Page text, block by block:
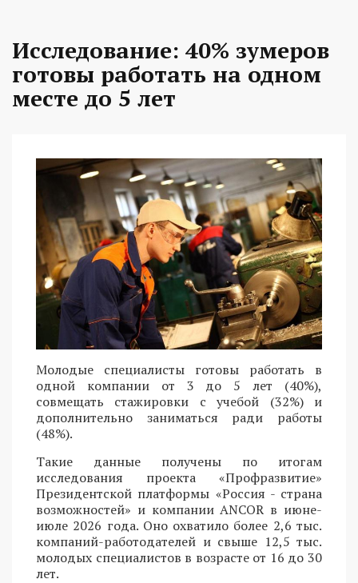
Исследование: 40% зумеров
готовы работать на одном
месте до 5 лет
Молодые специалисты готовы работать в
одной компании от 3 до 5 лет (40%),
совмещать стажировки с учебой (32%) и
дополнительно заниматься ради работы
(48%).
Такие данные получены по итогам
исследования проекта «Профразвитие»
Президентской платформы «Россия - страна
возможностей» и компании ANCOR в июне-
июле 2026 года. Оно охватило более 2,6 тыс.
компаний-работодателей и свыше 12,5 тыс.
молодых специалистов в возрасте от 16 до 30
лет.